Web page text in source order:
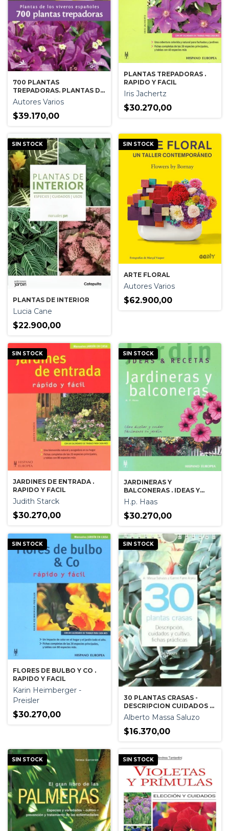
700 PLANTAS
TREPADORAS. PLANTAS DE
LOS VIVEROS ESPAÑOLES
Autores Varios
$39.170,00
PLANTAS TREPADORAS .
RAPIDO Y FACIL
Iris Jachertz
$30.270,00
SIN STOCK
PLANTAS DE INTERIOR
Lucia Cane
$22.900,00
SIN STOCK
ARTE FLORAL
Autores Varios
$62.900,00
SIN STOCK
JARDINES DE ENTRADA .
RAPIDO Y FACIL
Judith Starck
$30.270,00
SIN STOCK
JARDINERAS Y
BALCONERAS . IDEAS Y
RECETAS
H.p. Haas
$30.270,00
SIN STOCK
FLORES DE BULBO Y CO .
RAPIDO Y FACIL
Karin Heimberger -
Preisler
$30.270,00
SIN STOCK
30 PLANTAS CRASAS -
DESCRIPCION CUIDADOS Y
CULTIVO
Alberto Massa Saluzo
$16.370,00
SIN STOCK SIN STOCK